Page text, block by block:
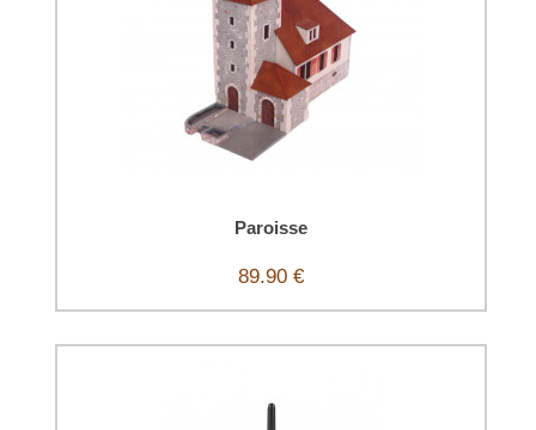
Paroisse
89.90 €